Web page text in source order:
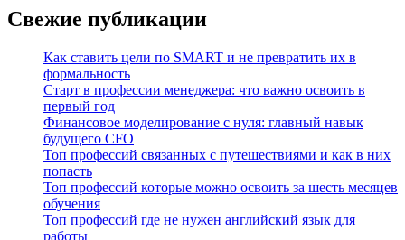
Свежие публикации
Как ставить цели по SMART и не превратить их в
формальность
Старт в профессии менеджера: что важно освоить в
первый год
Финансовое моделирование с нуля: главный навык
будущего CFO
Топ профессий связанных с путешествиями и как в них
попасть
Топ профессий которые можно освоить за шесть месяцев
обучения
Топ профессий где не нужен английский язык для
работы